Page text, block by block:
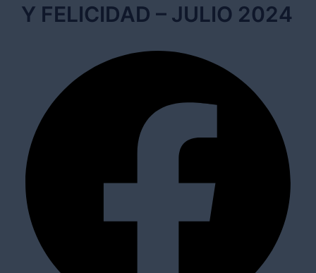
Y FELICIDAD – JULIO 2024